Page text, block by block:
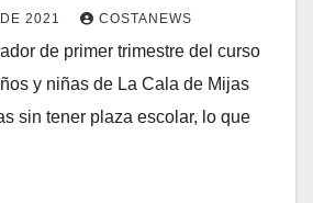
2021 COSTANEWS
de primer trimestre del curso
y niñas de La Cala de Mijas
sin tener plaza escolar, lo que